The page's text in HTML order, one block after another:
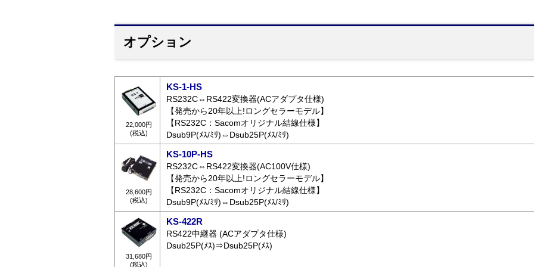
オプション
22,000円
(税込)
KS-1-HS
RS232C⇔RS422変換器(ACアダプタ仕様)
【発売から20年以上!ロングセラーモデル】
【RS232C：Sacomオリジナル結線仕様】
Dsub9P(ﾒｽ/ﾐﾘ)⇔Dsub25P(ﾒｽ/ﾐﾘ)
28,600円
(税込)
KS-10P-HS
RS232C⇔RS422変換器(AC100V仕様)
【発売から20年以上!ロングセラーモデル】
【RS232C：Sacomオリジナル結線仕様】
Dsub9P(ﾒｽ/ﾐﾘ)⇔Dsub25P(ﾒｽ/ﾐﾘ)
31,680円
(税込)
KS-422R
RS422中継器 (ACアダプタ仕様)
Dsub25P(ﾒｽ)⇒Dsub25P(ﾒｽ)